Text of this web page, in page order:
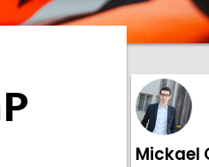
Mickael